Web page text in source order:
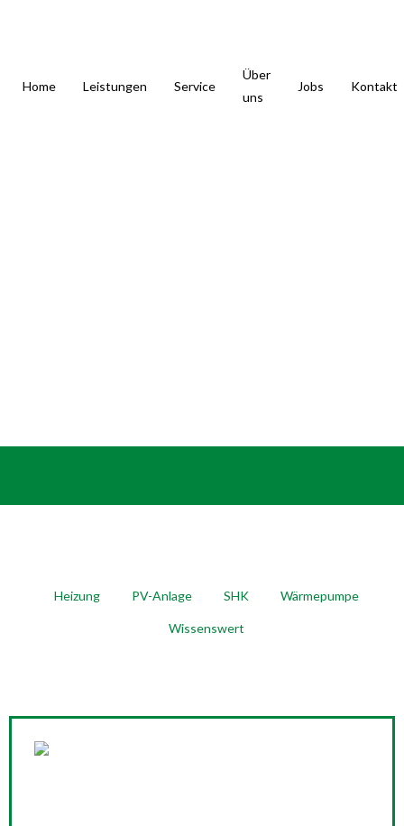
Home Leistungen Service
Über
uns
Jobs Kontakt
Heizung PV-Anlage SHK Wärmepumpe
Wissenswert